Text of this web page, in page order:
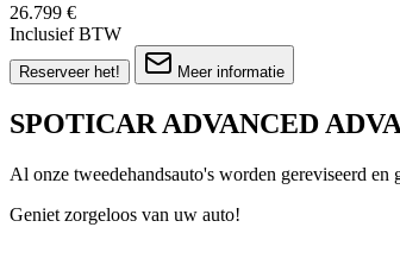
26.799 €
Inclusief BTW
Reserveer het! Meer informatie
SPOTICAR ADVANCED
Al onze tweedehandsauto's worden gereviseerd
Geniet zorgeloos van uw auto!